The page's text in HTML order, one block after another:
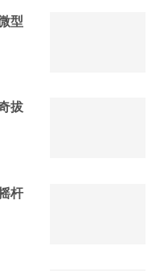
型
拔
杆